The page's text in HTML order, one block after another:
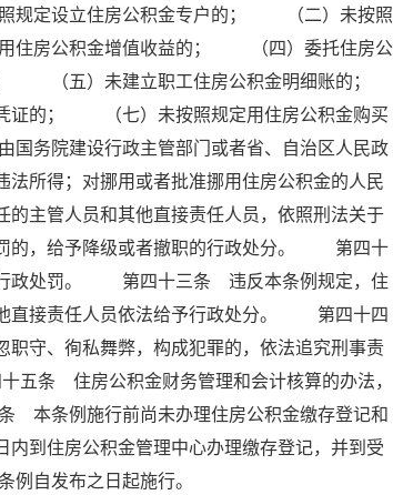
规定设立住房公积金专户的； （二）未按照
住房公积金增值收益的； （四）委托住房公
（五）未建立职工住房公积金明细账的；
证的； （七）未按照规定用住房公积金购买
务院建设行政主管部门或者省、自治区人民政
所得；对挪用或者批准挪用住房公积金的人民
主管人员和其他直接责任人员，依照刑法关于
罚的，给予降级或者撤职的行政处分。 第四十
行政处罚。 第四十三条 违反本条例规定，住
他直接责任人员依法给予行政处分。 第四十四
守、徇私舞弊，构成犯罪的，依法追究刑事责
条 住房公积金财务管理和会计核算的办法，
本条例施行前尚未办理住房公积金缴存登记和
到住房公积金管理中心办理缴存登记，并到受
自发布之日起施行。